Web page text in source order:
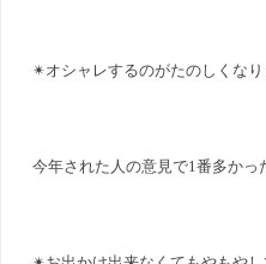
✴︎オシャレするのがたのしくなり
今年された人の意見で1番多かっ